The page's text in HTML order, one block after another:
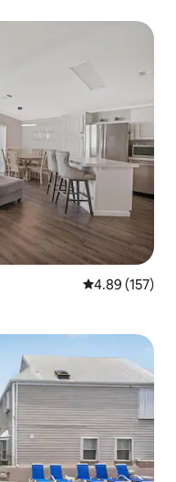
औसत रेटिंग 5 में से
4.89 (157)